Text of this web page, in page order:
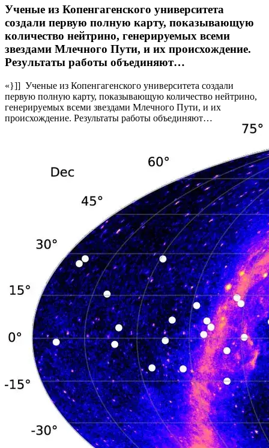
Ученые из Копенгагенского университета
создали первую полную карту, показывающую
количество нейтрино, генерируемых всеми
звездами Млечного Пути, и их происхождение.
Результаты работы объединяют…
«}]] Ученые из Копенгагенского университета создали
первую полную карту, показывающую количество нейтрино,
генерируемых всеми звездами Млечного Пути, и их
происхождение. Результаты работы объединяют…